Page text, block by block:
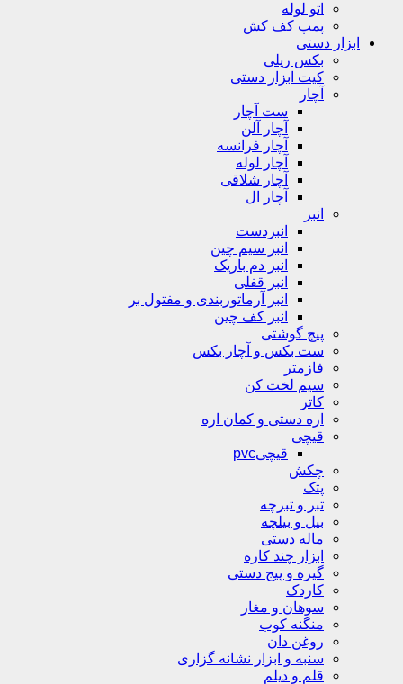
اتو لوله
پمپ کف کش
ابزار دستی
بکس ریلی
کیت ابزار دستی
آچار
ست آچار
آچار آلن
آچار فرانسه
آچار لوله
آچار شلاقی
آچار ال
انبر
انبردست
انبر سیم چین
انبر دم باریک
انبر قفلی
انبر آرماتوربندی و مفتول بر
انبر کف چین
پیچ گوشتی
ست بکس و آچار بکس
فازمتر
سیم لخت کن
کاتر
اره دستی و کمان اره
قیچی
قیچیpvc
چکش
پتک
تبر و تبرچه
بیل و بیلچه
ماله دستی
ابزار چند کاره
گیره و پیج دستی
کاردک
سوهان و مغار
منگنه کوب
روغن دان
سنبه و ابزار نشانه گزاری
قلم و دیلم